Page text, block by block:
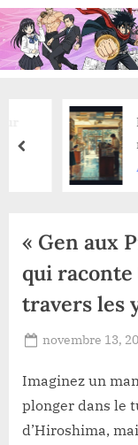
Skip
to
content
prev
« Gen aux
qui raconte
travers les
Posted
novembre 13,
Imaginez un
plonger dans le
d’Hiroshima,